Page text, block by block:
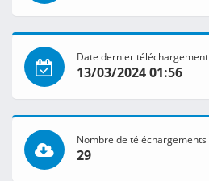
Date dernier téléchargement
13/03/2024 01:56
Nombre de téléchargements
29